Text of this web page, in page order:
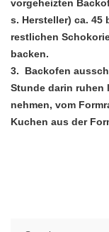
vorgeheizten
s. Hersteller) ca. 45
restlichen
backen.
3. Backofen
Stunde darin ruhen
nehmen, vom
Kuchen aus der